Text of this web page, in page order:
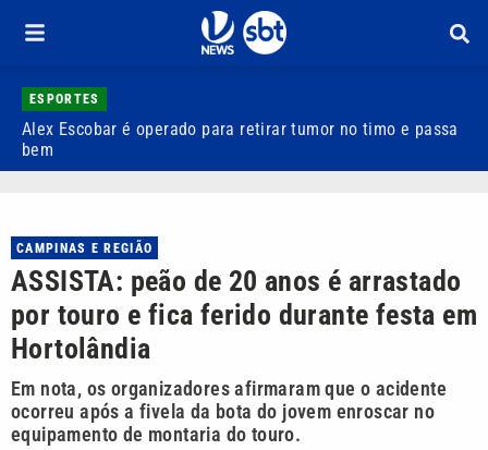
ESPORTES
Alex Escobar é operado para retirar tumor no timo e passa
bem
CAMPINAS E REGIÃO
ASSISTA: peão de 20 anos é arrastado
por touro e fica ferido durante festa em
Hortolândia
Em nota, os organizadores afirmaram que o acidente
ocorreu após a fivela da bota do jovem enroscar no
equipamento de montaria do touro.